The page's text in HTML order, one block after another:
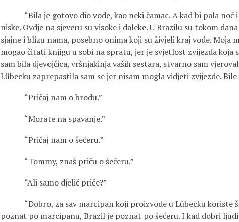
“Bila je gotovo dio vode, kao neki čamac. A kad bi pala noć i
niske. Ovdje na sjeveru su visoke i daleke. U Brazilu su tokom
sjajne i blizu nama, posebno onima koji su živjeli kraj vode. Moja
mogao čitati knjigu u sobi na spratu, jer je svjetlost zvijezda koja
sam bila djevojčica, vršnjakinja vaših sestara, stvarno sam
Lübecku zaprepastila sam se jer nisam mogla vidjeti zvijezde.
“Pričaj nam o brodu.”
“Morate na spavanje.”
“Pričaj nam o šećeru.”
“Tommy, znaš priču o šećeru.”
“Ali samo djelić priče?”
“Dobro, za sav marcipan koji proizvode u Lübecku koriste
poznat po marcipanu, Brazil je poznat po šećeru. I kad dobri